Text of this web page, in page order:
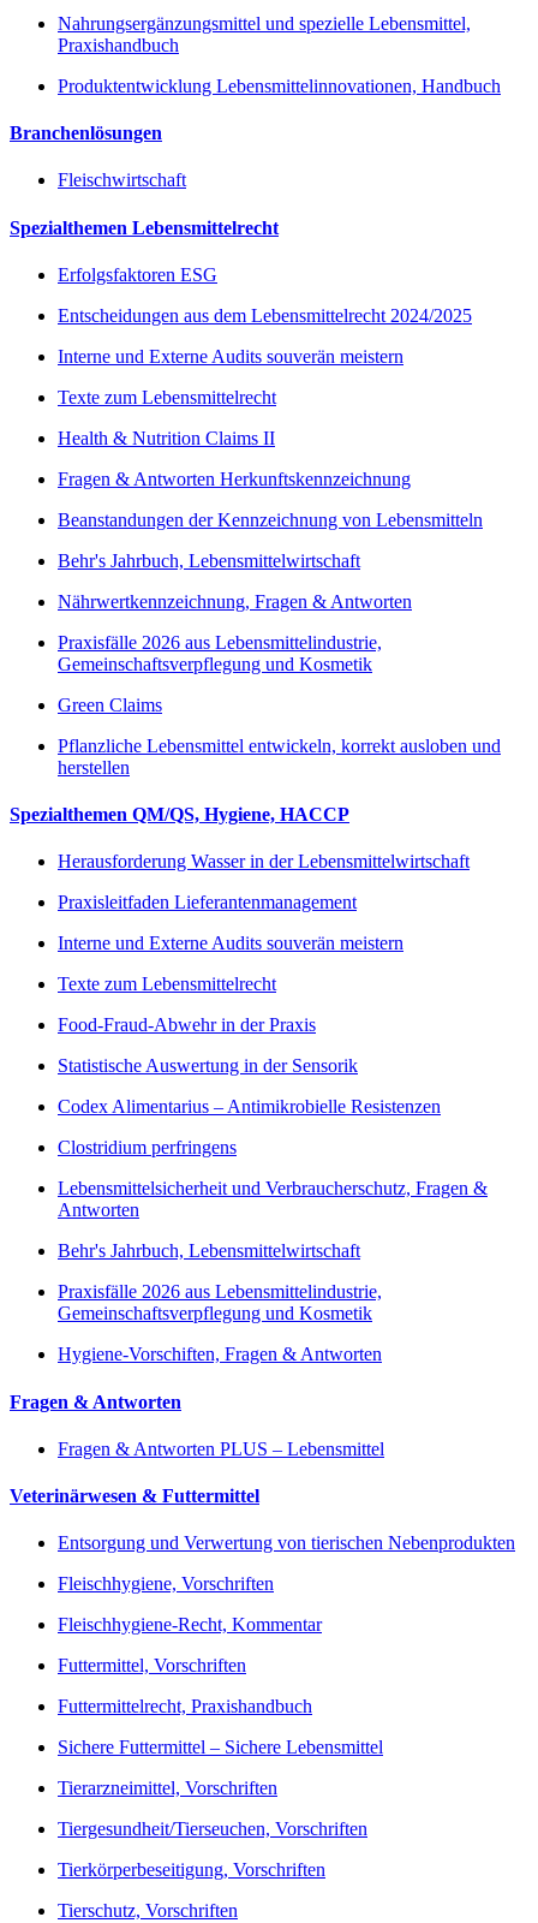
Nahrungsergänzungsmittel und spezielle Lebensmittel,
Praxishandbuch
Produktentwicklung Lebensmittelinnovationen, Handbuch
Branchenlösungen
Fleischwirtschaft
Spezialthemen Lebensmittelrecht
Erfolgsfaktoren ESG
Entscheidungen aus dem Lebensmittelrecht 2024/2025
Interne und Externe Audits souverän meistern
Texte zum Lebensmittelrecht
Health & Nutrition Claims II
Fragen & Antworten Herkunftskennzeichnung
Beanstandungen der Kennzeichnung von Lebensmitteln
Behr's Jahrbuch, Lebensmittelwirtschaft
Nährwertkennzeichnung, Fragen & Antworten
Praxisfälle 2026 aus Lebensmittelindustrie,
Gemeinschaftsverpflegung und Kosmetik
Green Claims
Pflanzliche Lebensmittel entwickeln, korrekt ausloben und
herstellen
Spezialthemen QM/QS, Hygiene, HACCP
Herausforderung Wasser in der Lebensmittelwirtschaft
Praxisleitfaden Lieferantenmanagement
Interne und Externe Audits souverän meistern
Texte zum Lebensmittelrecht
Food-Fraud-Abwehr in der Praxis
Statistische Auswertung in der Sensorik
Codex Alimentarius – Antimikrobielle Resistenzen
Clostridium perfringens
Lebensmittelsicherheit und Verbraucherschutz, Fragen &
Antworten
Behr's Jahrbuch, Lebensmittelwirtschaft
Praxisfälle 2026 aus Lebensmittelindustrie,
Gemeinschaftsverpflegung und Kosmetik
Hygiene-Vorschiften, Fragen & Antworten
Fragen & Antworten
Fragen & Antworten PLUS – Lebensmittel
Veterinärwesen & Futtermittel
Entsorgung und Verwertung von tierischen Nebenprodukten
Fleischhygiene, Vorschriften
Fleischhygiene-Recht, Kommentar
Futtermittel, Vorschriften
Futtermittelrecht, Praxishandbuch
Sichere Futtermittel – Sichere Lebensmittel
Tierarzneimittel, Vorschriften
Tiergesundheit/Tierseuchen, Vorschriften
Tierkörperbeseitigung, Vorschriften
Tierschutz, Vorschriften